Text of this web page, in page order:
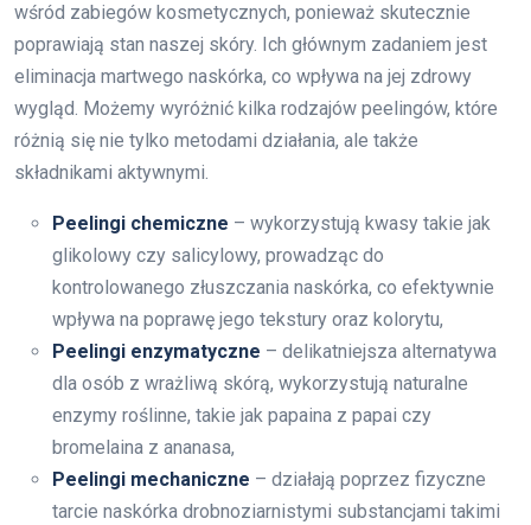
wśród zabiegów kosmetycznych, ponieważ skutecznie
poprawiają stan naszej skóry. Ich głównym zadaniem jest
eliminacja martwego naskórka, co wpływa na jej zdrowy
wygląd. Możemy wyróżnić kilka rodzajów peelingów, które
różnią się nie tylko metodami działania, ale także
składnikami aktywnymi.
Peelingi chemiczne – wykorzystują kwasy takie jak
glikolowy czy salicylowy, prowadząc do
kontrolowanego złuszczania naskórka, co efektywnie
wpływa na poprawę jego tekstury oraz kolorytu,
Peelingi enzymatyczne – delikatniejsza alternatywa
dla osób z wrażliwą skórą, wykorzystują naturalne
enzymy roślinne, takie jak papaina z papai czy
bromelaina z ananasa,
Peelingi mechaniczne – działają poprzez fizyczne
tarcie naskórka drobnoziarnistymi substancjami takimi